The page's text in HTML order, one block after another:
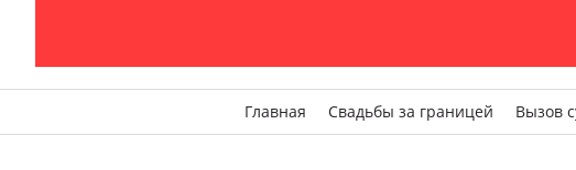
Главная Свадьбы за границей Вызов